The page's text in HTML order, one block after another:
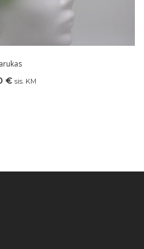
€ sis. KM